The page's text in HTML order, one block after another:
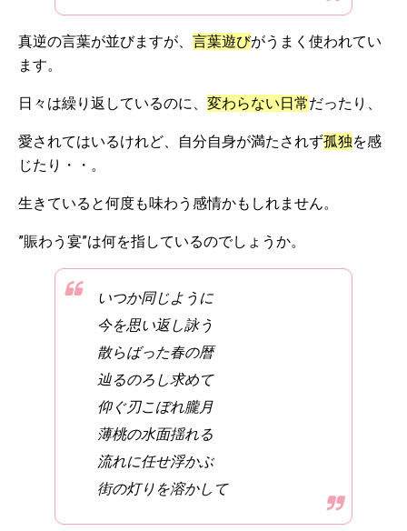
真逆の言葉が並びますが、 言葉遊びがうまく使われてい
ます。
日々は繰り返しているのに、 変わらない日常だったり、
愛されてはいるけれど、自分自身が満たされず孤独を感
じたり・・。
生きていると何度も味わう感情かもしれません。
”賑わう宴”は何を指しているのでしょうか。
いつか同じように
今を思い返し詠う
散らばった春の暦
辿るのろし求めて
仰ぐ刃こぼれ朧月
薄桃の水面揺れる
流れに任せ浮かぶ
街の灯りを溶かして